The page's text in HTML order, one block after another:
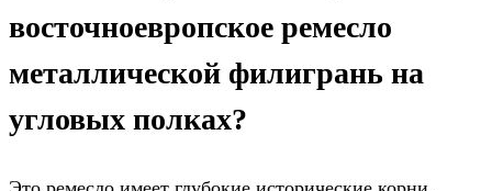
восточноевропское ремесло
металлической филигрань на
угловых полках?